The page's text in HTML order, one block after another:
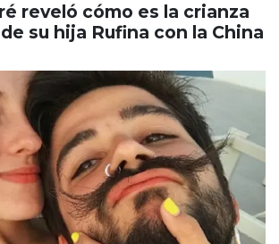
reveló cómo es la crianza
su hija Rufina con la China